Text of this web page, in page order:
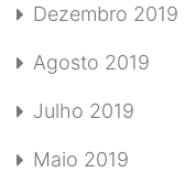
Dezembro 2019
Agosto 2019
Julho 2019
Maio 2019